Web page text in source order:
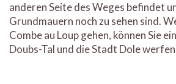
anderen Seite des Weges befindet
Grundmauern noch zu sehen sind.
Combe au Loup gehen, können Sie
Doubs-Tal und die Stadt Dole